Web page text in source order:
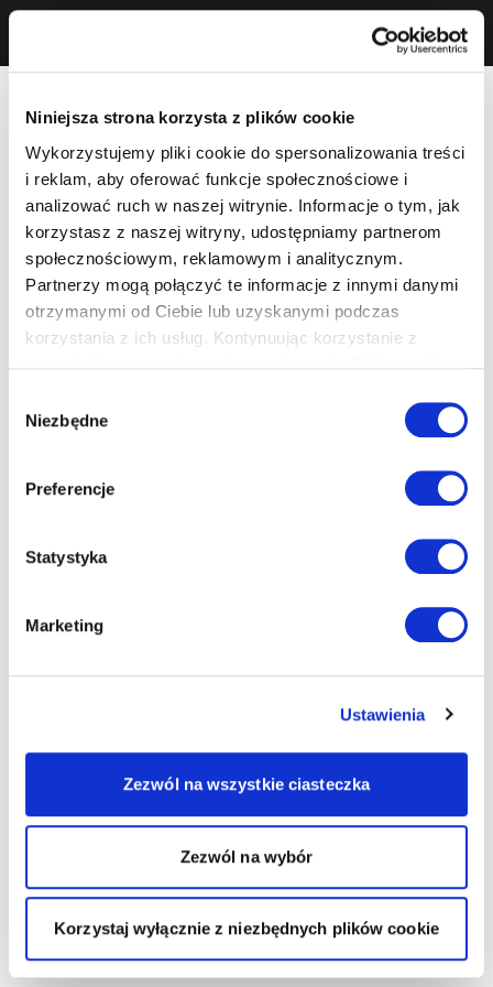
Niniejsza strona korzysta z plików cookie
Wykorzystujemy pliki cookie do spersonalizowania treści
i reklam, aby oferować funkcje społecznościowe i
analizować ruch w naszej witrynie. Informacje o tym, jak
korzystasz z naszej witryny, udostępniamy partnerom
społecznościowym, reklamowym i analitycznym.
Partnerzy mogą połączyć te informacje z innymi danymi
otrzymanymi od Ciebie lub uzyskanymi podczas
korzystania z ich usług. Kontynuując korzystanie z
zgody
Niezbędne
Preferencje
Statystyka
Marketing
Ustawienia
Zezwól na wszystkie ciasteczka
Zezwól na wybór
Korzystaj wyłącznie z niezbędnych plików cookie